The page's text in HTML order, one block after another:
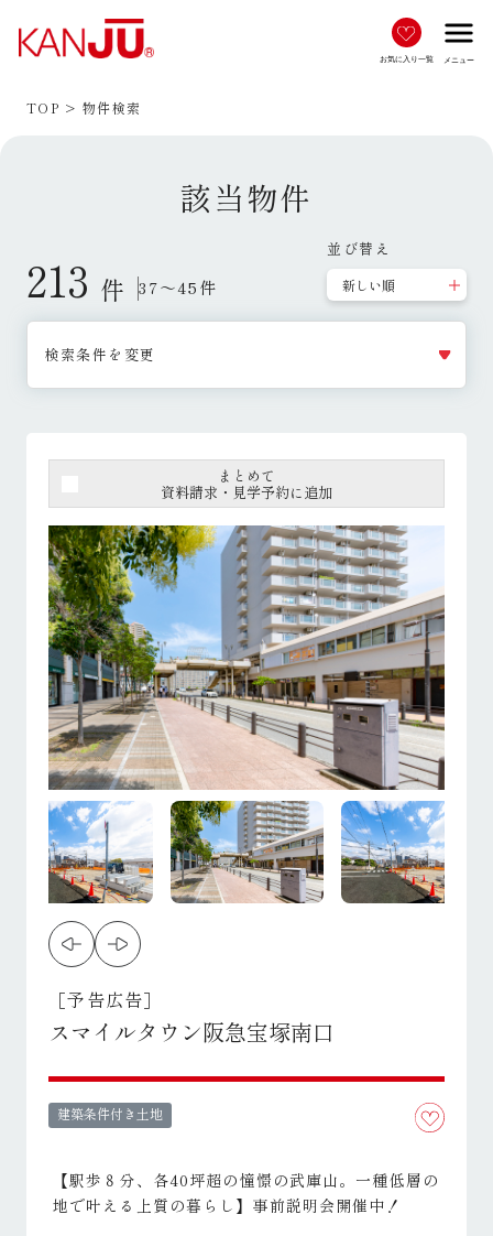
お気に入り一覧
menu
メニュー
TOP 物件検索
該当物件
213 件 37～45件
並び替え
検索条件を変更
まとめて
資料請求・見学予約に追加
［予告広告］
スマイルタウン阪急宝塚南口
建築条件付き土地
【駅歩８分、各40坪超の憧憬の武庫山。一種低層の
地で叶える上質の暮らし】事前説明会開催中！